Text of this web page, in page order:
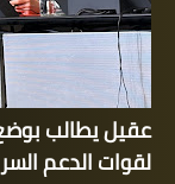
عقيل يطالب
لقوات الدعم